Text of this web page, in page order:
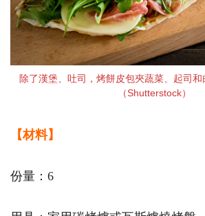
除了漢堡、吐司，烤餅皮包夾蔬菜、起司和
（Shutterstock）
【材料】
份量：6